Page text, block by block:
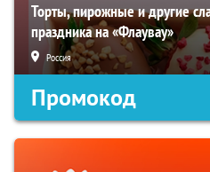
Торты, пирожные и другие
праздника на «Флаувау»
Россия
Промокод